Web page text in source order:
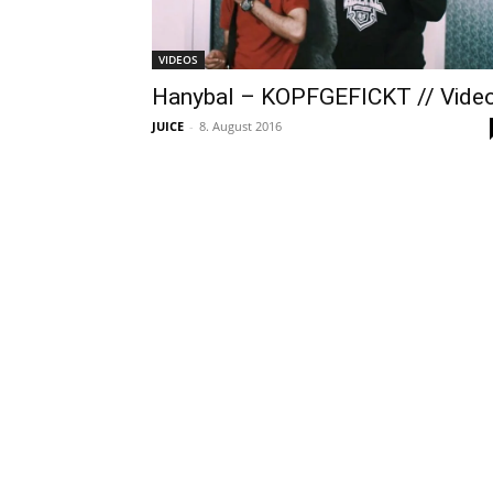
VIDEOS
Hanybal – KOPFGEFICKT //
JUICE - 8. August 2016